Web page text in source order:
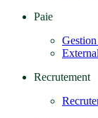
Paie
Recrutement